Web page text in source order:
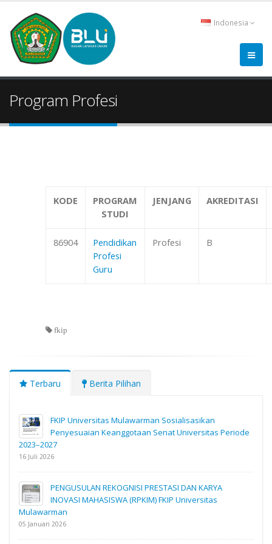
Indonesia
Program Profesi
KODE
PROGRAM
STUDI
JENJANG AKREDITASI
86904
Pendidikan
Profesi
Guru
Profesi B
fkip
Terbaru Berita Pilihan
FKIP Universitas Mulawarman Sosialisasikan
Penyesuaian Keanggotaan Senat Universitas Periode
2023–2027
16 Juli 2026
PENGUSULAN REKOGNISI PRESTASI DAN KARYA
INOVASI MAHASISWA (RPKIM) FKIP Universitas
Mulawarman
05 Januari 2026